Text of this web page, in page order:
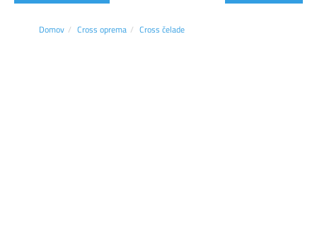
Domov Cross oprema Cross čelade